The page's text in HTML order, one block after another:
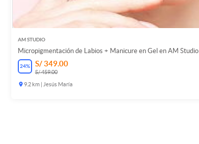
AM STUDIO
Micropigmentación de Labios + Manicure en Gel en AM Studio
24% S/ 349.00
S/ 459.00
9.2 km | Jesús María